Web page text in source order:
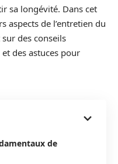
sa longévité. Dans cet
aspects de l’entretien du
des conseils
des astuces pour
de